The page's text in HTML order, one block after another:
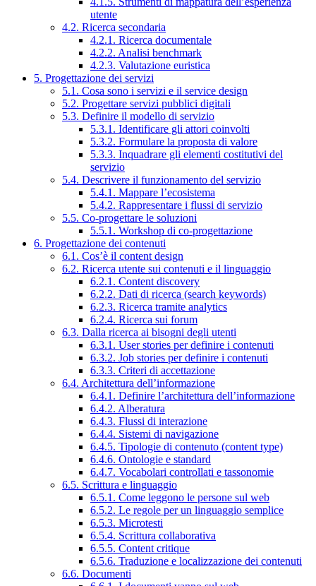
utente
4.2. Ricerca secondaria
4.2.1. Ricerca documentale
4.2.2. Analisi benchmark
4.2.3. Valutazione euristica
5. Progettazione dei servizi
5.1. Cosa sono i servizi e il service design
5.2. Progettare servizi pubblici digitali
5.3. Definire il modello di servizio
5.3.1. Identificare gli attori coinvolti
5.3.2. Formulare la proposta di valore
5.3.3. Inquadrare gli elementi costitutivi del
servizio
5.4. Descrivere il funzionamento del servizio
5.4.1. Mappare l’ecosistema
5.4.2. Rappresentare i flussi di servizio
5.5. Co-progettare le soluzioni
5.5.1. Workshop di co-progettazione
6. Progettazione dei contenuti
6.1. Cos’è il content design
6.2. Ricerca utente sui contenuti e il linguaggio
6.2.1. Content discovery
6.2.2. Dati di ricerca (search keywords)
6.2.3. Ricerca tramite analytics
6.2.4. Ricerca sui forum
6.3. Dalla ricerca ai bisogni degli utenti
6.3.1. User stories per definire i contenuti
6.3.2. Job stories per definire i contenuti
6.3.3. Criteri di accettazione
6.4. Architettura dell’informazione
6.4.1. Definire l’architettura dell’informazione
6.4.2. Alberatura
6.4.3. Flussi di interazione
6.4.4. Sistemi di navigazione
6.4.5. Tipologie di contenuto (content type)
6.4.6. Ontologie e standard
6.4.7. Vocabolari controllati e tassonomie
6.5. Scrittura e linguaggio
6.5.1. Come leggono le persone sul web
6.5.2. Le regole per un linguaggio semplice
6.5.3. Microtesti
6.5.4. Scrittura collaborativa
6.5.5. Content critique
6.5.6. Traduzione e localizzazione dei contenuti
6.6. Documenti